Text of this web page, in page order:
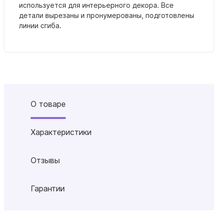
используется для интерьерного декора. Все
детали вырезаны и пронумерованы, подготовлены
линии сгиба.
О товаре
Характеристики
Отзывы
Гарантии